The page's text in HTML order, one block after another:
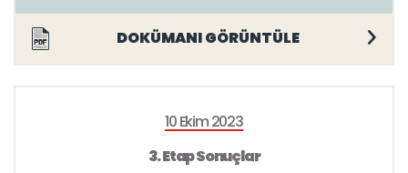
DOKÜMANI GÖRÜNTÜLE
10 Ekim 2023
3. Etap Sonuçlar